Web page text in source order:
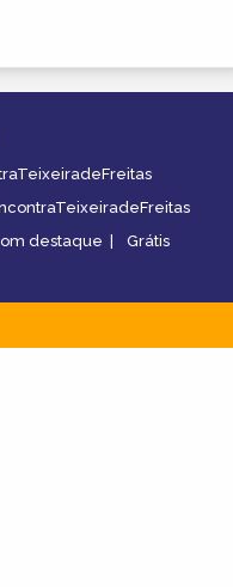
destaque | Grátis